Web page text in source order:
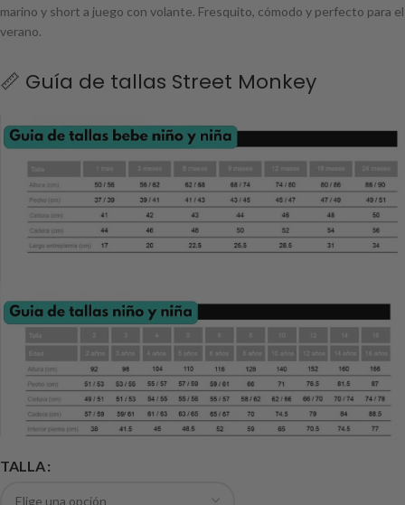
marino y short a juego con volante. Fresquito, cómodo y perfecto para el
verano.
📏 Guía de tallas Street Monkey
TALLA